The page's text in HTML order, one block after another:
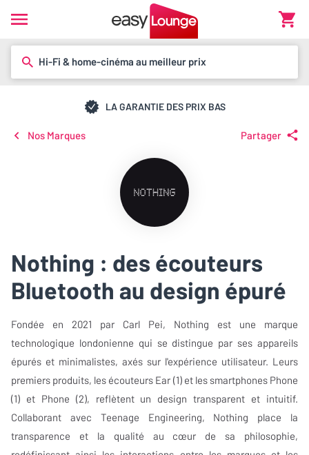
Hi-Fi & home-cinéma au meilleur prix
LA GARANTIE DES PRIX BAS
Nos Marques Partager
Nothing : des écouteurs
Bluetooth au design épuré
Fondée en 2021 par Carl Pei, Nothing est une marque
technologique londonienne qui se distingue par ses appareils
épurés et minimalistes, axés sur l'expérience utilisateur. Leurs
premiers produits, les écouteurs Ear (1) et les smartphones Phone
(1) et Phone (2), reflètent un design transparent et intuitif.
Collaborant avec Teenage Engineering, Nothing place la
transparence et la qualité au cœur de sa philosophie,